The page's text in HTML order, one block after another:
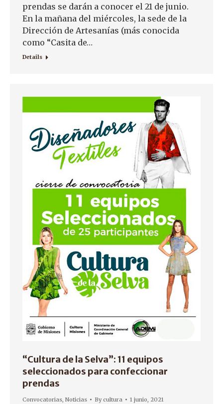
prendas se darán a conocer el 21 de junio.
En la mañana del miércoles, la sede de la
Dirección de Artesanías (más conocida
como “Casita de…
Details
“Cultura de la Selva”: 11 equipos
seleccionados para confeccionar
prendas
Convocatorias, Noticias Bycultura 1 junio, 2021